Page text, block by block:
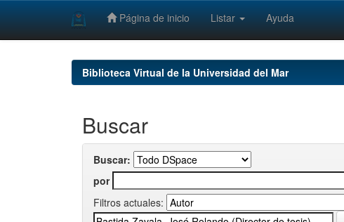
Página de inicio Listar Ayuda
Biblioteca Virtual de la Universidad del Mar
Buscar
Buscar:
por
Filtros actuales: